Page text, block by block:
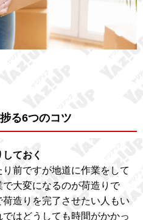
る6つのコツ
ておく
前ですが地道に作業をして
大変になるのが荷造りで
造りを完了させたい人もい
はどうしても時間がかかっ